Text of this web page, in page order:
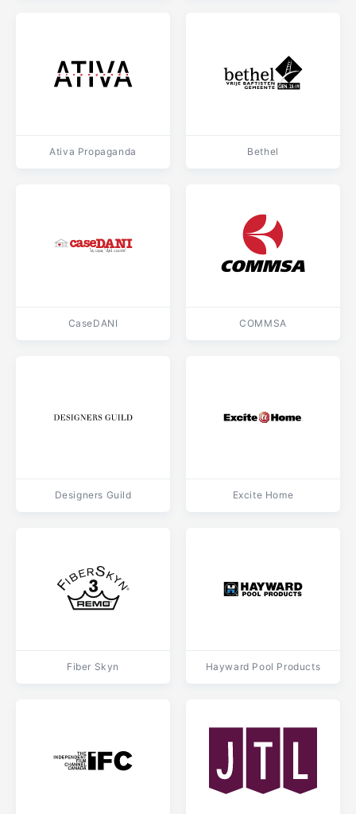
Ativa Propaganda Bethel
CaseDANI COMMSA
Designers Guild Excite Home
Fiber Skyn Hayward Pool Products